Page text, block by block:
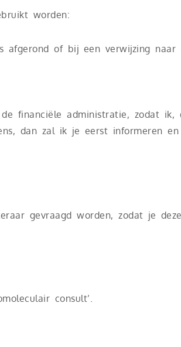
worden:
of bij een verwijzing
financiële administratie, zodat
dan zal ik je eerst informeren
gevraagd worden, zodat je
consult’.